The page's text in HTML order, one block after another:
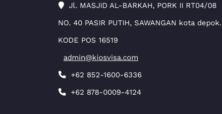
Jl. MASJID AL-BARKAH, PORK II RT04/08
NO. 40 PASIR PUTIH, SAWANGAN kota depok.
KODE POS 16519
admin@kiosvisa.com
+62 852-1600-6336
+62 878-0009-4124